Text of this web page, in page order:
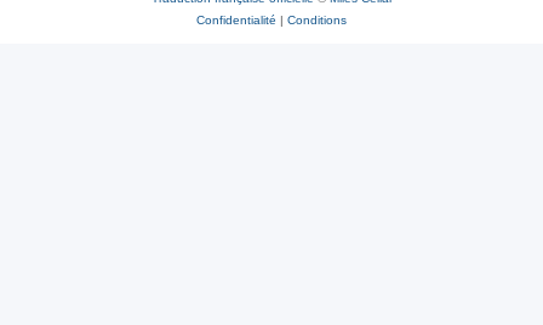
Confidentialité | Conditions